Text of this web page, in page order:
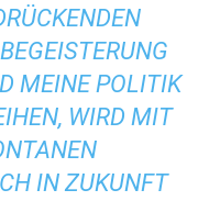
MEINE POLITIK
WIRD MIT
IN ZUKUNFT